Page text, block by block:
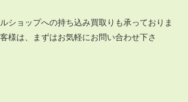
ショップへの持ち込み買取りも承っておりま
様は、まずはお気軽にお問い合わせ下さ